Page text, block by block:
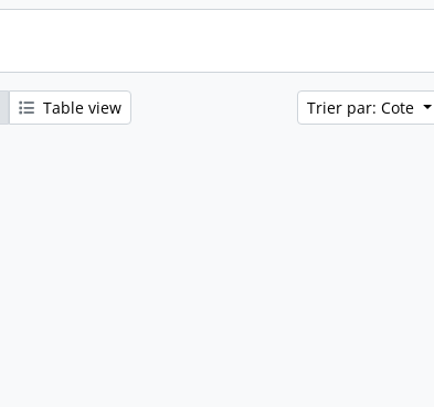
Table view Trier par: Cote